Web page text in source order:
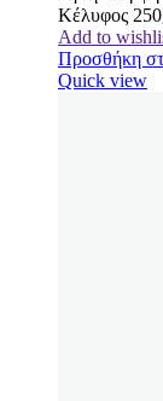
Κέλυφος
Add to
Προσθήκη
Quick view